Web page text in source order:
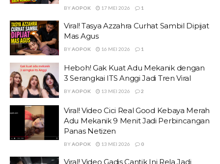
BYAOPOK 17 MEI 2026 1
Viral! Tasya Azzahra Curhat Sambil Dipijat
Mas Agus
BYAOPOK 16 MEI 2026 1
Heboh! Gak Kuat Adu Mekanik dengan
3 Serangkai ITS Anggi Jadi Tren Viral
BYAOPOK 13 MEI 2026 2
Viral! Video Cici Real Good Kebaya Merah
Adu Mekanik 9 Menit Jadi Perbincangan
Panas Netizen
BYAOPOK 13 MEI 2026 0
Viral! Video Gadis Cantik Ini Rela Jadi